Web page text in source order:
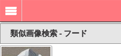
類似画像検索 - フード